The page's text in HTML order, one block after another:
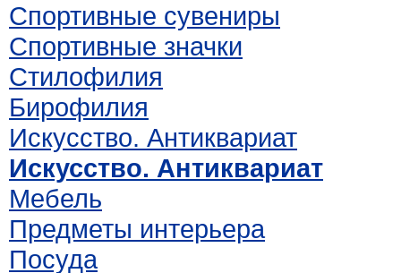
Спортивные сувениры
Спортивные значки
Стилофилия
Бирофилия
Искусство. Антиквариат
Искусство. Антиквариат
Мебель
Предметы интерьера
Посуда